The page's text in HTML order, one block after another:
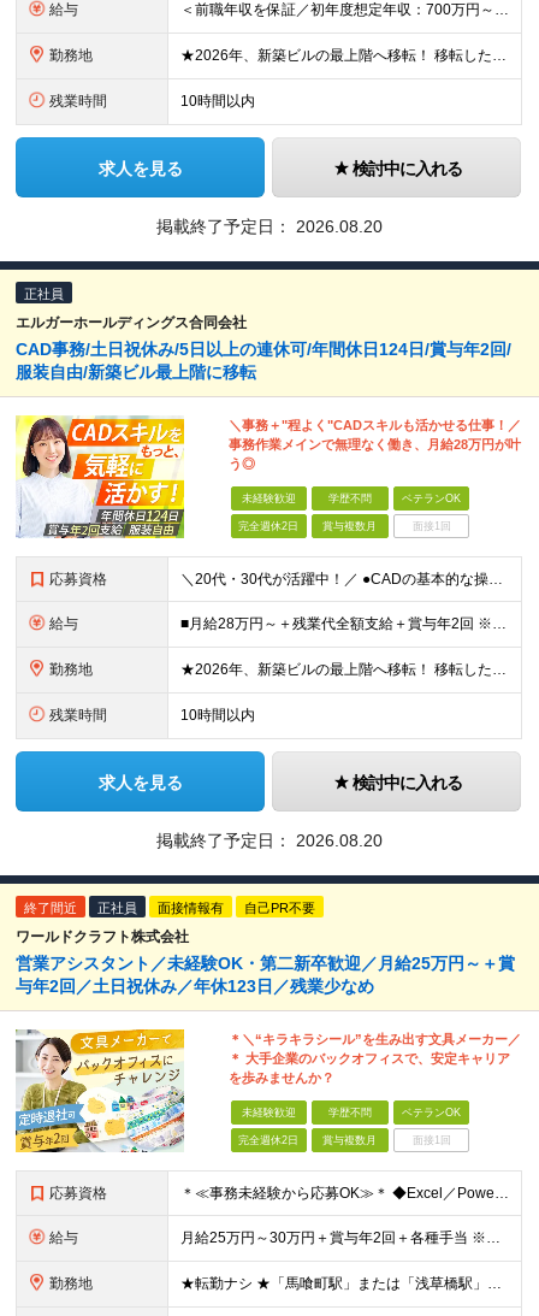
給与 ＜前職年収を保証／初年度想定年収：700万円～1,600万円＞ ■月給52万円～＋残業代全額支給＋賞与年2回 ※試用期間2ヶ月あり（期間中は月給45万円～、その他の待遇に差異なし） ＼安心のキャリア
勤務地 ★2026年、新築ビルの最上階へ移転！ 移転したばかりのキレイなオフィスでの勤務です 神奈川県横浜市中区港町1丁目1-1 BASEGATE横浜関内タワー33階 ※原則出社となります。 ※本社所在地：
残業時間 10時間以内
求人を見る 検討中に入れる
掲載終了予定日： 2026.08.20
正社員
エルガーホールディングス合同会社
CAD事務/土日祝休み/5日以上の連休可/年間休日124日/賞与年2回/
服装自由/新築ビル最上階に移転
＼事務＋"程よく"CADスキルも活かせる仕事！／
事務作業メインで無理なく働き、月給28万円が叶
う◎
未経験歓迎 学歴不問 ベテランOK
完全週休2日 賞与複数月 面接1回
応募資格 ＼20代・30代が活躍中！／ ●CADの基本的な操作経験（ハイレベルでなくてOK！） ●学歴不問 ■□こんな方を歓迎します■□ ・CADスキルを活かして事務職を始めたい ・メリハリをつけた働き方でプ
給与 ■月給28万円～＋残業代全額支給＋賞与年2回 ※試用期間2ヶ月あり（期間中の条件に差異なし） ＼安心のキャリアアップサポート／ これまでのご経験やスキル、前職での給与を しっかり反映した待遇をご用意
勤務地 ★2026年、新築ビルの最上階へ移転！ 移転したばかりのキレイなオフィスでの勤務です 神奈川県横浜市中区港町1丁目1-1 BASEGATE横浜関内タワー33階 ※原則出社となります。 ※本社所在地：
残業時間 10時間以内
求人を見る 検討中に入れる
掲載終了予定日： 2026.08.20
終了間近 正社員 面接情報有 自己PR不要
ワールドクラフト株式会社
営業アシスタント／未経験OK・第二新卒歓迎／月給25万円～＋賞
与年2回／土日祝休み／年休123日／残業少なめ
＊＼“キラキラシール”を生み出す文具メーカー／
＊ 大手企業のバックオフィスで、安定キャリア
を歩みませんか？
未経験歓迎 学歴不問 ベテランOK
完全週休2日 賞与複数月 面接1回
応募資格 ＊≪事務未経験から応募OK≫＊ ◆Excel／PowerPointの基本操作ができる方 └インターネット等で調べながら扱える方なら大歓迎◎ ＼こんな方にピッタリなポジションです／ □販売職や営業職な
給与 月給25万円～30万円＋賞与年2回＋各種手当 ※試用期間6ヵ月あり（期間中の待遇に変更なし） ※固定残業代（月3時間・5,000円～）を含みます ※超過分は別途支給します
勤務地 ★転勤ナシ ★「馬喰町駅」または「浅草橋駅」から徒歩5分 【東京本社】 東京都中央区日本橋馬喰町2-2-6 朝日生命須長ビル6F (変更の範囲)上記を除く当社関連勤務地